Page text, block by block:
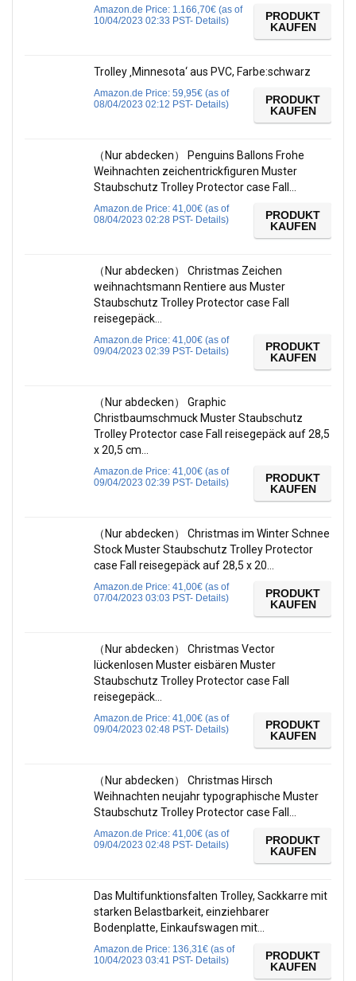
Amazon.de Price: 1.166,70€ (as of
10/04/2023 02:33 PST- Details)
PRODUKT
KAUFEN
Trolley ‚Minnesota‘ aus PVC, Farbe:schwarz
Amazon.de Price: 59,95€ (as of
08/04/2023 02:12 PST- Details)
PRODUKT
KAUFEN
（Nur abdecken） Penguins Ballons Frohe
Weihnachten zeichentrickfiguren Muster
Staubschutz Trolley Protector case Fall…
Amazon.de Price: 41,00€ (as of
08/04/2023 02:28 PST- Details)
PRODUKT
KAUFEN
（Nur abdecken） Christmas Zeichen
weihnachtsmann Rentiere aus Muster
Staubschutz Trolley Protector case Fall
reisegepäck…
Amazon.de Price: 41,00€ (as of
09/04/2023 02:39 PST- Details)
PRODUKT
KAUFEN
（Nur abdecken） Graphic
Christbaumschmuck Muster Staubschutz
Trolley Protector case Fall reisegepäck auf 28,5
x 20,5 cm…
Amazon.de Price: 41,00€ (as of
09/04/2023 02:39 PST- Details)
PRODUKT
KAUFEN
（Nur abdecken） Christmas im Winter Schnee
Stock Muster Staubschutz Trolley Protector
case Fall reisegepäck auf 28,5 x 20…
Amazon.de Price: 41,00€ (as of
07/04/2023 03:03 PST- Details)
PRODUKT
KAUFEN
（Nur abdecken） Christmas Vector
lückenlosen Muster eisbären Muster
Staubschutz Trolley Protector case Fall
reisegepäck…
Amazon.de Price: 41,00€ (as of
09/04/2023 02:48 PST- Details)
PRODUKT
KAUFEN
（Nur abdecken） Christmas Hirsch
Weihnachten neujahr typographische Muster
Staubschutz Trolley Protector case Fall…
Amazon.de Price: 41,00€ (as of
09/04/2023 02:48 PST- Details)
PRODUKT
KAUFEN
Das Multifunktionsfalten Trolley, Sackkarre mit
starken Belastbarkeit, einziehbarer
Bodenplatte, Einkaufswagen mit…
Amazon.de Price: 136,31€ (as of
10/04/2023 03:41 PST- Details)
PRODUKT
KAUFEN